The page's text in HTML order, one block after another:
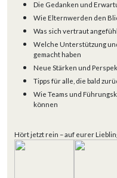
Die Gedanken und
Wie Elternwerden den
Was sich vertraut
Welche Unterstützung
gemacht haben
Neue Stärken und
Tipps für alle, die bald
Wie Teams und
können
Hört jetzt rein – auf eurer